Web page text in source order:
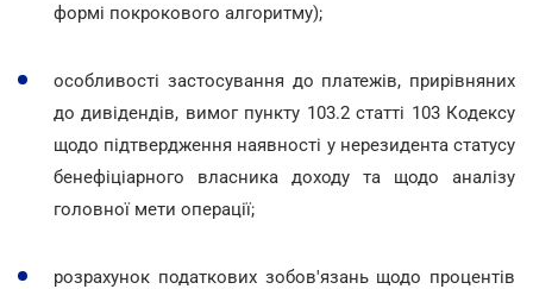
формі покрокового алгоритму);
особливості застосування до платежів, прирівняних
до дивідендів, вимог пункту 103.2 статті 103 Кодексу
щодо підтвердження наявності у нерезидента статусу
бенефіціарного власника доходу та щодо аналізу
головної мети операції;
розрахунок податкових зобов'язань щодо процентів